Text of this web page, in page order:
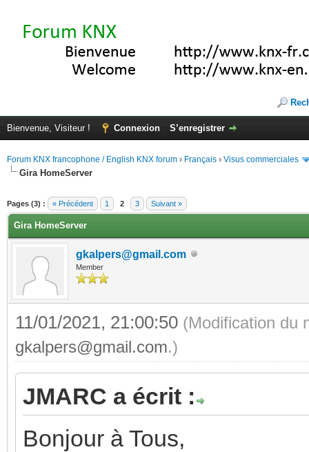
Bienvenue, Visiteur ! Connexion S’enregistrer
Forum KNX francophone / English KNX forum › Français › Visus commerciales
Gira HomeServer
Pages (3) : « Précédent 1 2 3 Suivant »
Gira HomeServer
gkalpers@gmail.com
Member
11/01/2021, 21:00:50 (Modification du
gkalpers@gmail.com.)
JMARC a écrit :
Bonjour à Tous,